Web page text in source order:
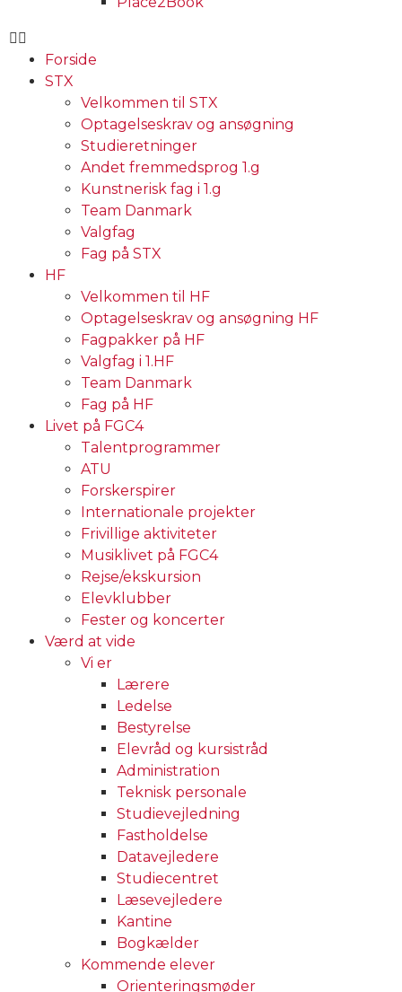
Forside
STX
Velkommen til STX
Optagelseskrav og ansøgning
Studieretninger
Andet fremmedsprog 1.g
Kunstnerisk fag i 1.g
Team Danmark
Valgfag
Fag på STX
HF
Velkommen til HF
Optagelseskrav og ansøgning HF
Fagpakker på HF
Valgfag i 1.HF
Team Danmark
Fag på HF
Livet på FGC4
Talentprogrammer
ATU
Forskerspirer
Internationale projekter
Frivillige aktiviteter
Musiklivet på FGC4
Rejse/ekskursion
Elevklubber
Fester og koncerter
Værd at vide
Vi er
Lærere
Ledelse
Bestyrelse
Elevråd og kursistråd
Administration
Teknisk personale
Studievejledning
Fastholdelse
Datavejledere
Studiecentret
Læsevejledere
Kantine
Bogkælder
Kommende elever
Orienteringsmøder